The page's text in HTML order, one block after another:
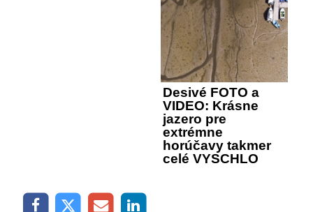
Desivé FOTO a
VIDEO: Krásne
jazero pre
extrémne
horúčavy takmer
celé VYSCHLO